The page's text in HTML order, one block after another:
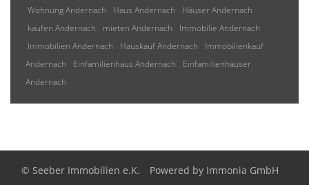
Wohnung Andernach
Haus Andernach
Häuser Andernach
kaufen Andernach
mieten Andernach
Immobilie Andernach
Immobilien Andernach
Hauskauf Andernach
Immobilienkauf
Andernach
Einfamilienhaus Andernach
Einfamilienhäuser
Andernach
© Seeber Immobilien e.K. Powered by Immonia GmbH